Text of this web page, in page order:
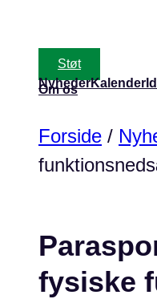
content
Støt
NyhederKalender
Om os
Forside /
fysiske